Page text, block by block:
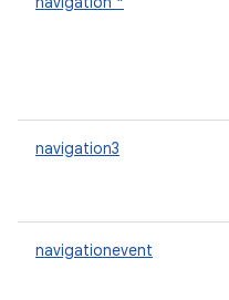
navigation3
navigationevent